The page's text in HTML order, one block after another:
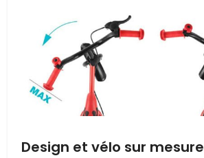
Design et vélo sur mesure